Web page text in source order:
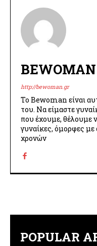
http://bewoman.gr
Το Bewoman είναι
του. Να είμαστε
που έχουμε, θέλουμε
γυναίκες, όμορφες με
χρονών
POPULAR